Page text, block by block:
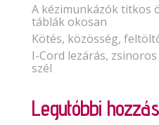
A kézimunkázók titkos
táblák okosan
Kötés, közösség,
I-Cord lezárás,
szél
Legutóbbi